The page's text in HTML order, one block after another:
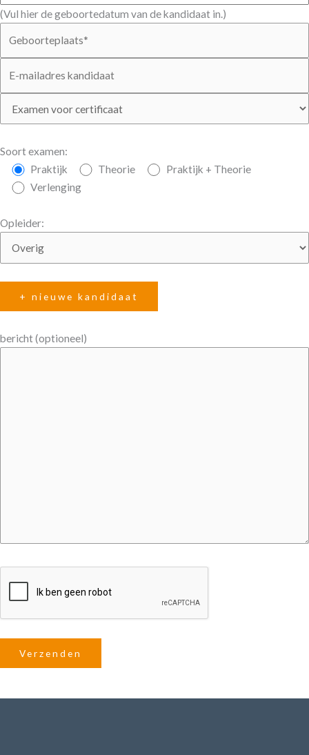
(Vul hier de geboortedatum van de kandidaat in.)
Soort examen:
Praktijk
Theorie
Praktijk + Theorie
Verlenging
Opleider:
+ nieuwe kandidaat
bericht (optioneel)